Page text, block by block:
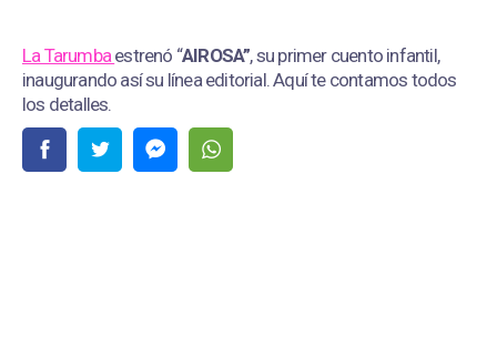
La Tarumbaestrenó “AIROSA”, su primer cuento infantil,
inaugurando así su línea editorial. Aquí te contamos todos
los detalles.